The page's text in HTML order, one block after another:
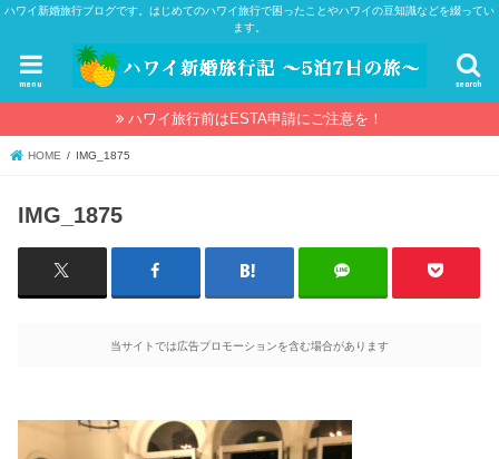
ハワイ新婚旅行ブログです。はじめてのハワイ旅行で困ったことやハワイの豆知識などを綴ってい
ます。
search
menu
ハワイ旅行前はESTA申請にご注意を！
HOME IMG_1875
IMG_1875
当サイトでは広告プロモーションを含む場合があります